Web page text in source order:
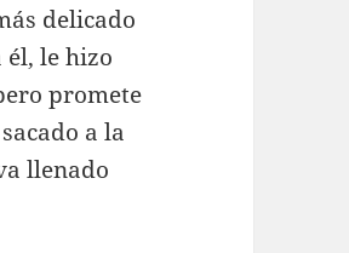
delicado
él, le hizo
promete
a la
llenado